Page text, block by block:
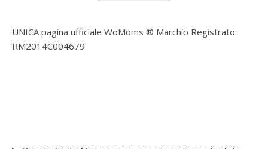
UNICA pagina ufficiale WoMoms ® Marchio Registrato:
RM2014C004679